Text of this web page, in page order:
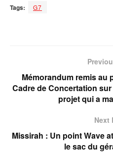
Tags: G7
Mémorandum remis au
Cadre de Concertation
projet qui a
Next
Missirah : Un point Wave
le sac du